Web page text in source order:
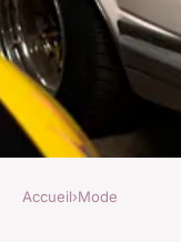
Accueil›Mode